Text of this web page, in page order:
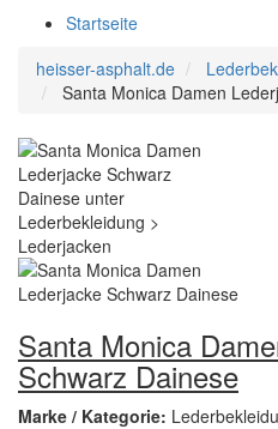
Startseite
heisser-asphalt.de
Santa Monica Damen
Santa Monica
Schwarz Dainese
Marke / Kategorie: